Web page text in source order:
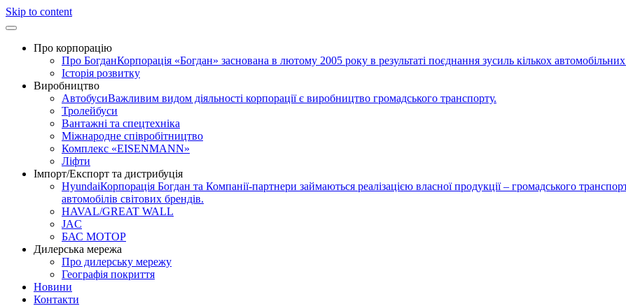
Skip to content
Про корпорацію
Про БогданКорпорація «Богдан» заснована в лютому 2005 року в результаті поєднання зусиль кількох
Історія розвитку
Виробництво
АвтобусиВажливим видом діяльності корпорації є виробництво громадського транспорту.
Тролейбуси
Вантажні та спецтехніка
Міжнародне співробітництво
Комплекс «EISENMANN»
Ліфти
Імпорт/Експорт та дистрибуція
HyundaiКорпорація Богдан та Компанії-партнери займаються реалізацією власної продукції – громадського
автомобілів світових брендів.
HAVAL/GREAT WALL
JAC
БАС МОТОР
Дилерська мережа
Про дилерську мережу
Географія покриття
Новини
Контакти